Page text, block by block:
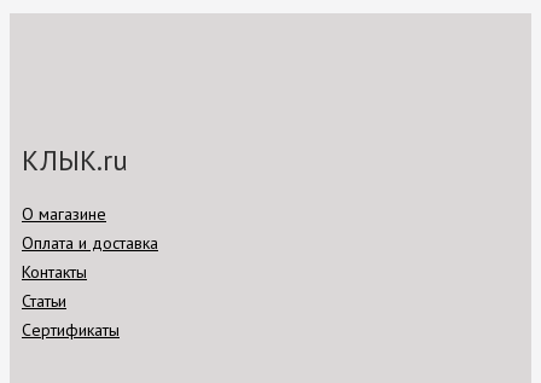
КЛЫК.ru
О магазине
Оплата и доставка
Контакты
Статьи
Сертификаты